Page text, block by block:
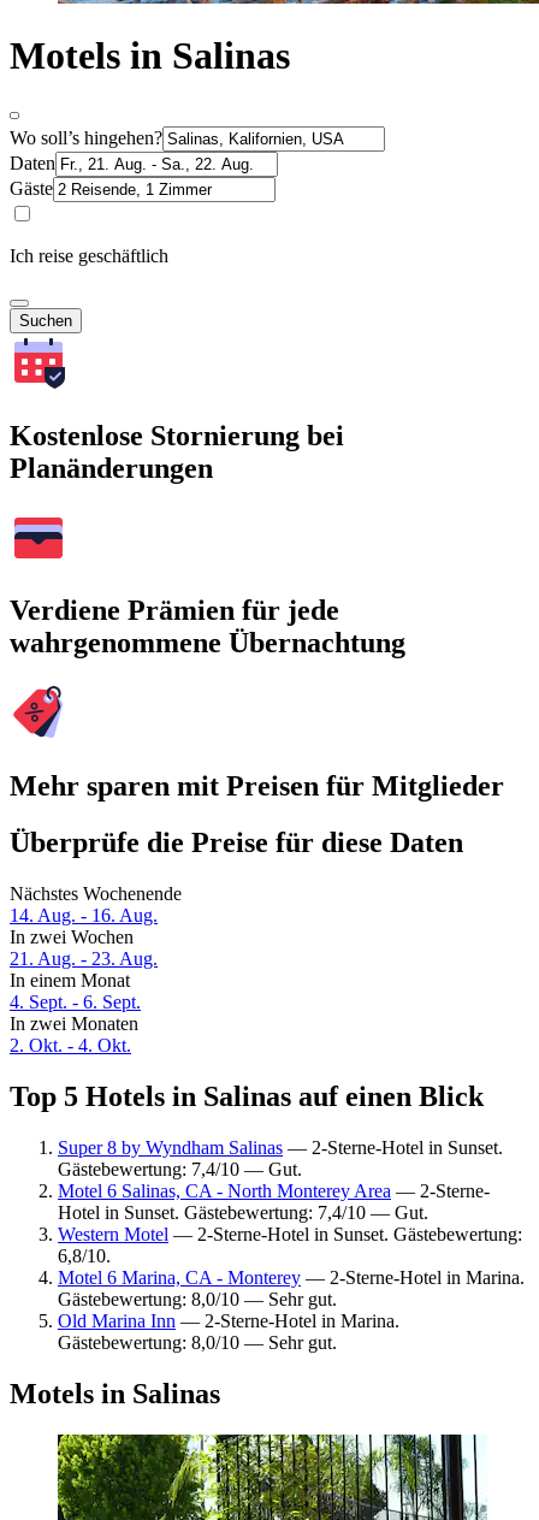
Motels in Salinas
Wo soll’s hingehen?
Daten
Gäste
Ich reise geschäftlich
Suchen
Kostenlose Stornierung bei
Planänderungen
Verdiene Prämien für jede
wahrgenommene Übernachtung
Mehr sparen mit Preisen für Mitglieder
Überprüfe die Preise für diese Daten
Nächstes Wochenende
14. Aug. - 16. Aug.
In zwei Wochen
21. Aug. - 23. Aug.
In einem Monat
4. Sept. - 6. Sept.
In zwei Monaten
2. Okt. - 4. Okt.
Top 5 Hotels in Salinas auf einen Blick
Super 8 by Wyndham Salinas — 2-Sterne-Hotel in Sunset.
Gästebewertung: 7,4/10 — Gut.
Motel 6 Salinas, CA - North Monterey Area — 2-Sterne-
Hotel in Sunset. Gästebewertung: 7,4/10 — Gut.
Western Motel — 2-Sterne-Hotel in Sunset. Gästebewertung:
6,8/10.
Motel 6 Marina, CA - Monterey — 2-Sterne-Hotel in Marina.
Gästebewertung: 8,0/10 — Sehr gut.
Old Marina Inn — 2-Sterne-Hotel in Marina.
Gästebewertung: 8,0/10 — Sehr gut.
Motels in Salinas